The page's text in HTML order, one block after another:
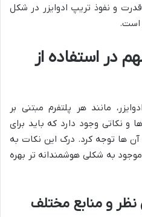
و نفوذ تریپ ادوایزر در شکل
است.
در استفاده از
مانند هر پلتفرم مبتنی بر
و نکاتی وجود دارد که باید برای
آن ها توجه کرد. درک این نکات به
به شکلی هوشمندانه تر بهره
و منابع مختلف